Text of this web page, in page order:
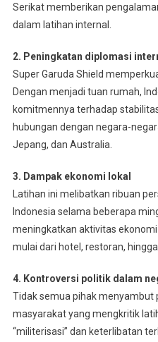
Serikat memberikan
dalam latihan internal.
2. Peningkatan diplomasi
Super Garuda Shield
Dengan menjadi tuan rumah,
komitmennya terhadap
hubungan dengan negara-
Jepang, dan Australia.
3. Dampak ekonomi lokal
Latihan ini melibatkan ribuan
Indonesia selama beberapa
meningkatkan aktivitas
mulai dari hotel, restoran,
4. Kontroversi politik dalam
Tidak semua pihak menyambut
masyarakat yang mengkritik
“militerisasi” dan keterlibatan